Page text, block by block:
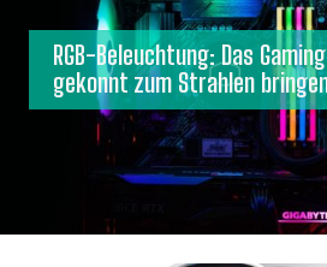
RGB-Beleuchtung: Das
gekonnt zum Strahlen